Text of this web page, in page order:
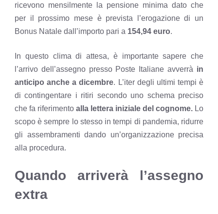
ricevono mensilmente la pensione minima dato che
per il prossimo mese è prevista l’erogazione di un
Bonus Natale dall’importo pari a 154,94 euro.
In questo clima di attesa, è importante sapere che
l’arrivo dell’assegno presso Poste Italiane avverrà in
anticipo anche a dicembre. L’iter degli ultimi tempi è
di contingentare i ritiri secondo uno schema preciso
che fa riferimento alla lettera iniziale del cognome. Lo
scopo è sempre lo stesso in tempi di pandemia, ridurre
gli assembramenti dando un’organizzazione precisa
alla procedura.
Quando arriverà l’assegno
extra